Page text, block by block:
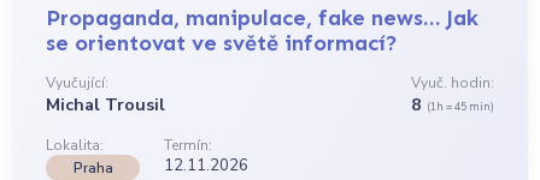
Propaganda, manipulace, fake news… Jak
se orientovat ve světě informací?
Vyučující:
Michal Trousil
Vyuč. hodin:
8 (1h = 45 min)
Lokalita:
Termín:
Praha
12.11.2026